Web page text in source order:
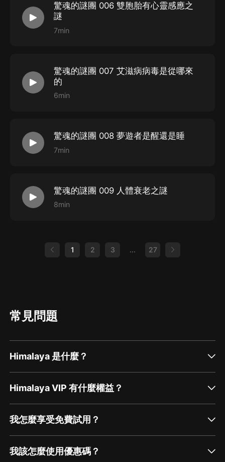
驚魂的謎團 006 雙胞胎有心靈感應之
謎
7min
驚魂的謎團 007 艾滋病病毒是從哪來
的
6min
驚魂的謎團 008 夢遊者是醒還是睡
7min
驚魂的謎團 009 人體衰老之謎
8min
1 2 3 ... 27
常見問題
Himalaya 是什麼？
Himalaya VIP 有什麼權益？
我怎麼享受免費試用？
我該怎麼使用優惠碼？